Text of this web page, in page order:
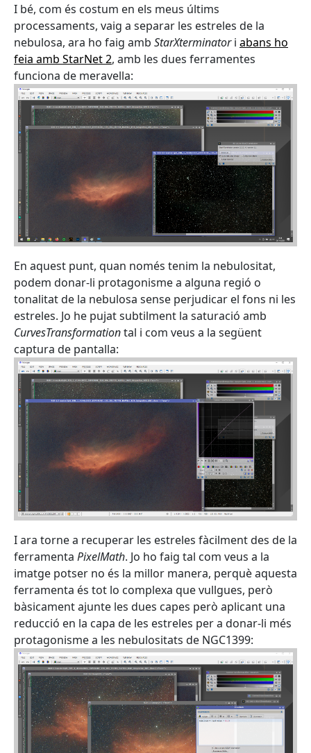
I bé, com és costum en els meus últims
processaments, vaig a separar les estreles de la
nebulosa, ara ho faig amb StarXterminatori abans ho
feia amb StarNet 2, amb les dues ferramentes
funciona de meravella:
En aquest punt, quan només tenim la nebulositat,
podem donar-li protagonisme a alguna regió o
tonalitat de la nebulosa sense perjudicar el fons ni les
estreles. Jo he pujat subtilment la saturació amb
CurvesTransformationtal i com veus a la següent
captura de pantalla:
I ara torne a recuperar les estreles fàcilment des de la
ferramenta PixelMath. Jo ho faig tal com veus a la
imatge potser no és la millor manera, perquè aquesta
ferramenta és tot lo complexa que vullgues, però
bàsicament ajunte les dues capes però aplicant una
reducció en la capa de les estreles per a donar-li més
protagonisme a les nebulositats de NGC1399: